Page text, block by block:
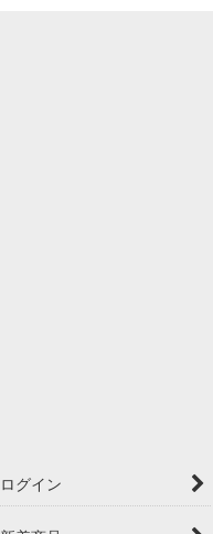
ログイン